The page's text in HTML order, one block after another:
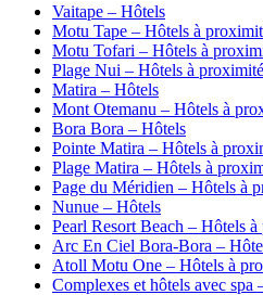
Vaitape – Hôtels
Motu Tape – Hôtels à
Motu Tofari – Hôtels à
Plage Nui – Hôtels à proximité
Matira – Hôtels
Mont Otemanu – Hôtels à
Bora Bora – Hôtels
Pointe Matira – Hôtels à
Plage Matira – Hôtels à
Page du Méridien – Hôtels à
Nunue – Hôtels
Pearl Resort Beach – Hôtels
Arc En Ciel Bora-Bora –
Atoll Motu One – Hôtels à
Complexes et hôtels avec spa